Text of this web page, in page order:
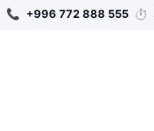
📞 +996 772 888 555 ⏱